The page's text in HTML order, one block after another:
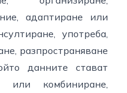
адаптиране или
употреба,
разпространяване
данните стават
или комбиниране,